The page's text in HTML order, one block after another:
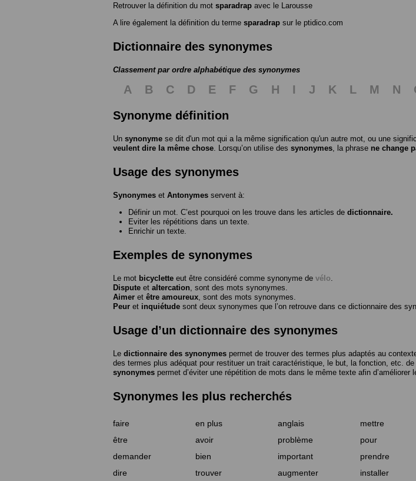
Retrouver la définition du mot sparadrap avec le Larousse
A lire également la définition du terme sparadrap sur le ptidico.com
Dictionnaire des synonymes
Classement par ordre alphabétique des synonymes
A B C D E F G H I J K L M N
Synonyme définition
Un synonyme se dit d'un mot qui a la même signification qu'un autre mot, ou une
veulent dire la même chose . Lorsqu’on utilise des synonymes , la phrase ne change
Usage des synonymes
Synonymes et Antonymes servent à:
Définir un mot. C’est pourquoi on les trouve dans les articles de dictionnaire.
Eviter les répétitions dans un texte.
Enrichir un texte.
Exemples de synonymes
Le mot bicyclette eut être considéré comme synonyme de vélo
Dispute et altercation , sont des mots synonymes.
Aimer et être amoureux , sont des mots synonymes.
Peur et inquiétude sont deux synonymes que l’on retrouve dans ce dictionnaire des
Usage d’un dictionnaire des synonymes
Le dictionnaire des synonymes permet de trouver des termes plus adaptés au
des termes plus adéquat pour restituer un trait caractéristique, le but, la fonction, etc.
synonymes permet d’éviter une répétition de mots dans le même texte afin d’améliorer
Synonymes les plus recherchés
faire en plus anglais mettre
être
avoir problème pour
demander
bien important prendre
dire
trouver augmenter installer